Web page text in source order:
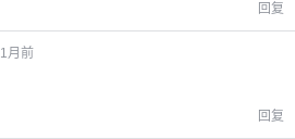
回复
1月前
回复